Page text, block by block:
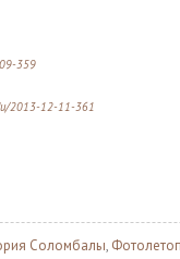
359
2013-12-11-361
Соломбалы,